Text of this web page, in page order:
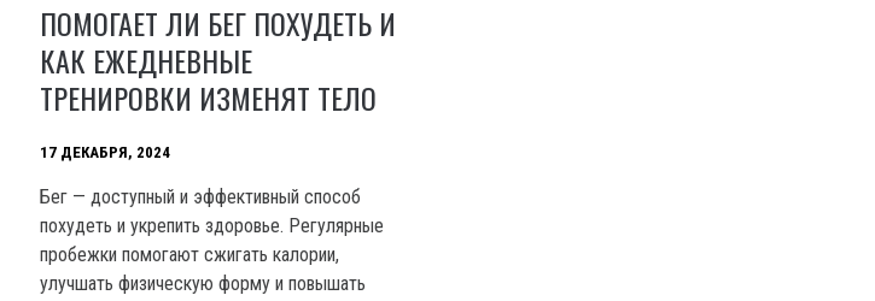
ПОМОГАЕТ ЛИ БЕГ ПОХУДЕТЬ И
КАК ЕЖЕДНЕВНЫЕ
ТРЕНИРОВКИ ИЗМЕНЯТ ТЕЛО
17 ДЕКАБРЯ, 2024
Бег — доступный и эффективный способ
похудеть и укрепить здоровье. Регулярные
пробежки помогают сжигать калории,
улучшать физическую форму и повышать